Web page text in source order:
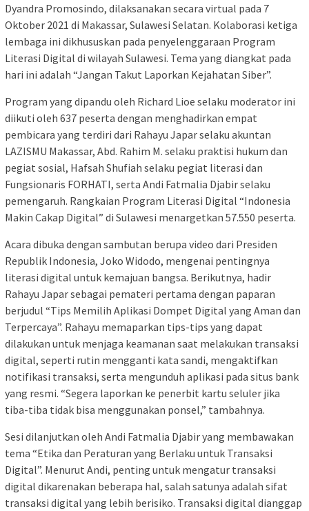
Dyandra Promosindo, dilaksanakan secara virtual pada 7
Oktober 2021 di Makassar, Sulawesi Selatan. Kolaborasi ketiga
lembaga ini dikhususkan pada penyelenggaraan Program
Literasi Digital di wilayah Sulawesi. Tema yang diangkat pada
hari ini adalah “Jangan Takut Laporkan Kejahatan Siber”.
Program yang dipandu oleh Richard Lioe selaku moderator ini
diikuti oleh 637 peserta dengan menghadirkan empat
pembicara yang terdiri dari Rahayu Japar selaku akuntan
LAZISMU Makassar, Abd. Rahim M. selaku praktisi hukum dan
pegiat sosial, Hafsah Shufiah selaku pegiat literasi dan
Fungsionaris FORHATI, serta Andi Fatmalia Djabir selaku
pemengaruh. Rangkaian Program Literasi Digital “Indonesia
Makin Cakap Digital” di Sulawesi menargetkan 57.550 peserta.
Acara dibuka dengan sambutan berupa video dari Presiden
Republik Indonesia, Joko Widodo, mengenai pentingnya
literasi digital untuk kemajuan bangsa. Berikutnya, hadir
Rahayu Japar sebagai pemateri pertama dengan paparan
berjudul “Tips Memilih Aplikasi Dompet Digital yang Aman dan
Terpercaya”. Rahayu memaparkan tips-tips yang dapat
dilakukan untuk menjaga keamanan saat melakukan transaksi
digital, seperti rutin mengganti kata sandi, mengaktifkan
notifikasi transaksi, serta mengunduh aplikasi pada situs bank
yang resmi. “Segera laporkan ke penerbit kartu seluler jika
tiba-tiba tidak bisa menggunakan ponsel,” tambahnya.
Sesi dilanjutkan oleh Andi Fatmalia Djabir yang membawakan
tema “Etika dan Peraturan yang Berlaku untuk Transaksi
Digital”. Menurut Andi, penting untuk mengatur transaksi
digital dikarenakan beberapa hal, salah satunya adalah sifat
transaksi digital yang lebih berisiko. Transaksi digital dianggap